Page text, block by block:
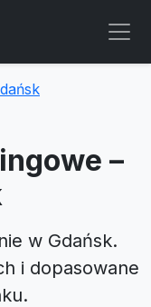
–
w Gdańsk.
i dopasowane